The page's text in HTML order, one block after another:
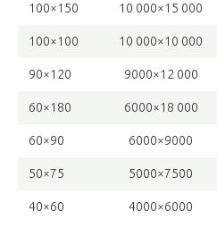
100×150 10 000×15 000
100×100 10 000×10 000
90×120 9000×12 000
60×180 6000×18 000
60×90 6000×9000
50×75 5000×7500
40×60 4000×6000